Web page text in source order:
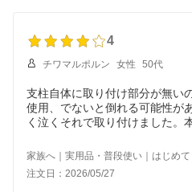
4
チワマルポルン 女性 50代
支柱自体に取り付け部分が無い
使用、でないと倒れる可能性が
く泣くそれで取り付けました。
家族へ｜実用品・普段使い｜はじめて
注文日：2026/05/27